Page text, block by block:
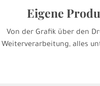
Eigene
Von der Grafik über den
Weiterverarbeitung, alles